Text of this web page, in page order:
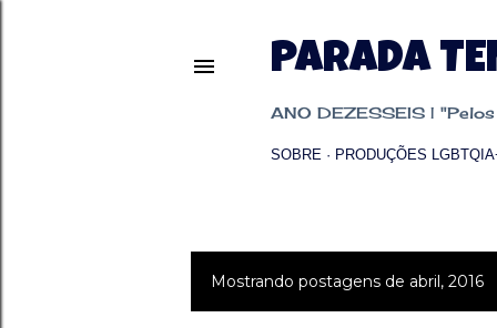
PARADA
ANO DEZESSEIS |
SOBRE PRODUÇÕES
PMostrando postagens de abril, 2016